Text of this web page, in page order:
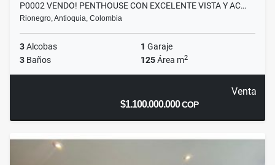
P0002 VENDO! PENTHOUSE CON EXCELENTE VISTA Y AC…
Rionegro, Antioquia, Colombia
3Alcobas 1 Garaje
3 Baños 125Área m2
Venta
$1.100.000.000COP